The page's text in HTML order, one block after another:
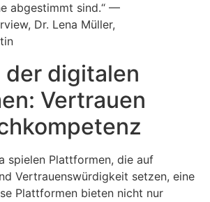
abgestimmt sind.“ —
Dr. Lena Müller,
der digitalen
Vertrauen
spielen Plattformen, die auf
Vertrauenswürdigkeit setzen, eine
Plattformen bieten nicht nur